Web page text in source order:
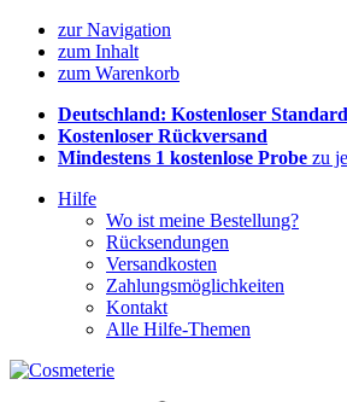
zur Navigation
zum Inhalt
zum Warenkorb
Deutschland: Kostenloser
Kostenloser Rückversand
Mindestens 1 kostenlose Probe zu
Hilfe
Wo ist meine Bestellung?
Rücksendungen
Versandkosten
Zahlungsmöglichkeiten
Kontakt
Alle Hilfe-Themen